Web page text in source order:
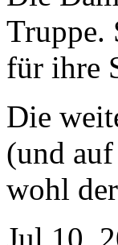
Truppe.
für ihre
Die
(und
wohl